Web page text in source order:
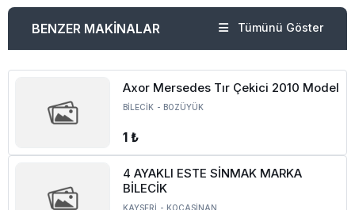
BENZER MAKİNALAR Tümünü Göster
Axor Mersedes Tır Çekici 2010 Model
BİLECİK - BOZÜYÜK
1 ₺
4 AYAKLI ESTE SİNMAK MARKA
BİLECİK
KAYSERİ - KOCASİNAN